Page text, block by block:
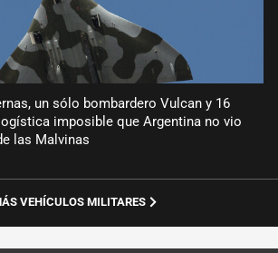
un sólo bombardero Vulcan y 16
imposible que Argentina no vio
las Malvinas
VEHÍCULOS MILITARES